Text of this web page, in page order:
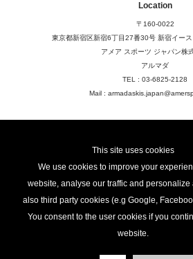
This site uses cookies
We use cookies to improve your
website, analyse our traffic and personalize
also third party cookies (e.g Google,
You consent to the user cookies if you
website.
Location
〒160-0022
東京都新宿区新宿6丁目27番30号 新宿イー
アメア スポーツ ジャパン株
アルマダ
TEL : 03-6825-2128
Mail :
FAQ
ご利用規定
プライバシーポリシ